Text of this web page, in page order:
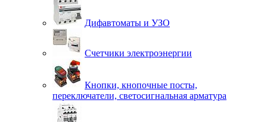
Дифавтоматы и УЗО
Счетчики электроэнергии
Кнопки, кнопочные посты,
переключатели, светосигнальная арматура